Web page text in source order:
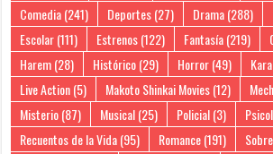
Comedia(241) Deportes(27) Drama(288)
Escolar(111) Estrenos(122) Fantasía(219)
Harem(28) Histórico(29) Horror(49)
Live Action(5) Makoto Shinkai Movies(12)
Misterio(87) Musical(25) Policial(3)
Recuentos de la Vida(95) Romance(191)